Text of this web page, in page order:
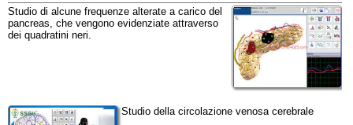
Studio di alcune frequenze alterate a carico del
pancreas, che vengono evidenziate attraverso
dei quadratini neri.
Studio della circolazione venosa cerebrale